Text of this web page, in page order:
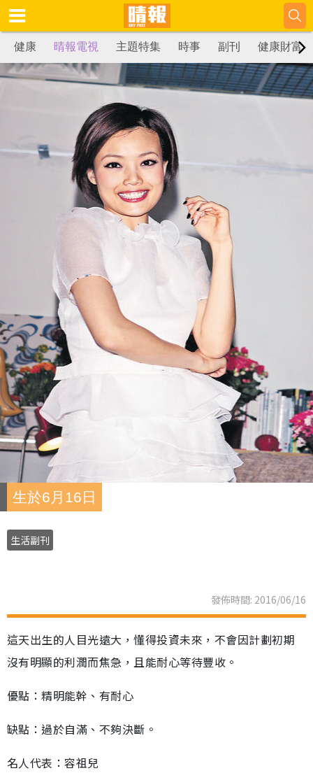
健康 晴報電視 主題特集 時事 副刊 健康財富
生於6月16日
生活副刊
發佈時間: 2016/06/16
這天出生的人目光遠大，懂得投資未來，不會因計劃初期
沒有明顯的利潤而焦急，且能耐心等待豐收。
優點：精明能幹、有耐心
缺點：過於自滿、不夠決斷。
名人代表：容祖兒